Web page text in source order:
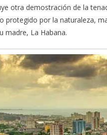
otra demostración de la
protegido por la naturaleza,
madre, La Habana.